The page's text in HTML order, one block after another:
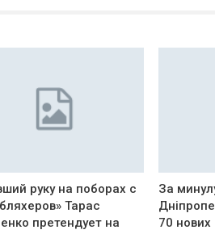
руку на поборах с
Тарас
претендует на
За
70 нових